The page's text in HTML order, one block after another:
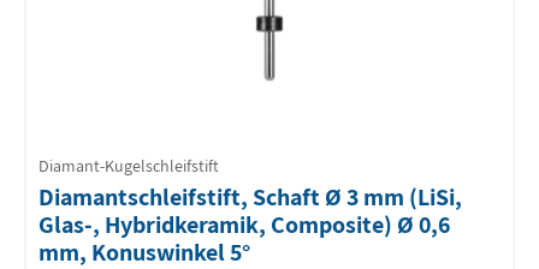
Diamant-Kugelschleifstift
Diamantschleifstift, Schaft Ø 3 mm (LiSi,
Glas-, Hybridkeramik, Composite) Ø 0,6
mm, Konuswinkel 5°